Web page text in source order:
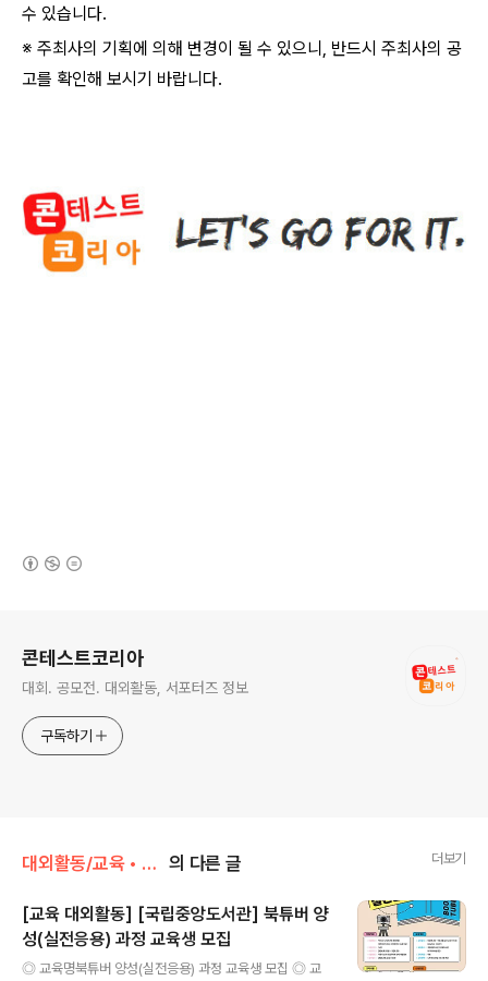
수 있습니다.
※ 주최사의 기획에 의해 변경이 될 수 있으니, 반드시 주최사의 공
고를 확인해 보시기 바랍니다.
콘테스트코리아
대회. 공모전. 대외활동, 서포터즈 정보
구독하기
대외활동/교육 • 강연 • 멘토링 의 다른 글 더보기
[교육 대외활동] [국립중앙도서관] 북튜버 양
성(실전응용) 과정 교육생 모집
◎ 교육명북튜버 양성(실전응용) 과정 교육생 모집 ◎ 교